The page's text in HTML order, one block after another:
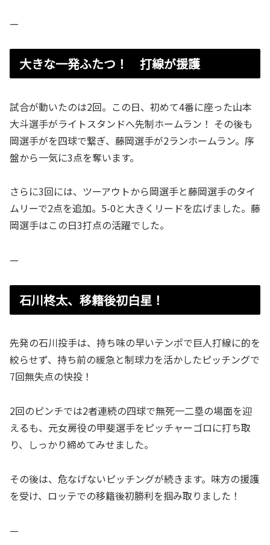
—
大きな一発ふたつ！ 打線が援護
試合が動いたのは2回。この日、初めて4番に座った山本
大斗選手がライトスタンドへ先制ホームラン！ その後も
岡選手がを四球で繋ぎ、藤岡選手が2ランホームラン。序
盤から一気に3点を奪います。
さらに3回には、ツーアウトから岡選手と藤岡選手のタイ
ムリーで2点を追加。5-0と大きくリードを広げました。藤
岡選手はこの日3打点の活躍でした。
—
石川柊太、移籍後初白星！
先発の石川投手は、持ち味の早いテンポで巨人打線に的を
絞らせず、持ち前の緩急と制球力を活かしたピッチングで
7回無失点の快投！
2回のピンチでは2者連続の四球で無死一二塁の場面を迎
えるも、元女房役の甲斐選手をピッチャーゴロに打ち取
り、しっかり締めてみせました。
その後は、危なげないピッチングが続きます。味方の援護
を受け、ロッテでの移籍後初勝利を掴み取りました！
—